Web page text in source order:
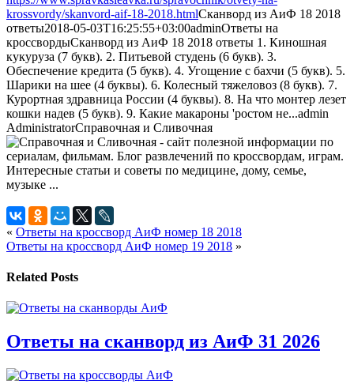
krossvordy/skanvord-aif-18-2018.htmlСканворд из АиФ 18 2018
ответы2018-05-03T16:25:55+03:00adminОтветы на
кроссвордыСканворд из АиФ 18 2018 ответы 1. Киношная
кукуруза (7 букв). 2. Питьевой студень (6 букв). 3.
Обеспечение кредита (5 букв). 4. Угощение с бахчи (5 букв). 5.
Шарики на шее (4 буквы). 6. Колесный тяжеловоз (8 букв). 7.
Курортная здравница России (4 буквы). 8. На что монтер лезет
кошки надев (5 букв). 9. Какие макароны 'ростом не...admin
AdministratorСправочная и Сливочная
« Ответы на кроссворд АиФ номер 18 2018
Ответы на кроссворд АиФ номер 19 2018 »
Related Posts
Ответы на сканворд из АиФ 31 2026